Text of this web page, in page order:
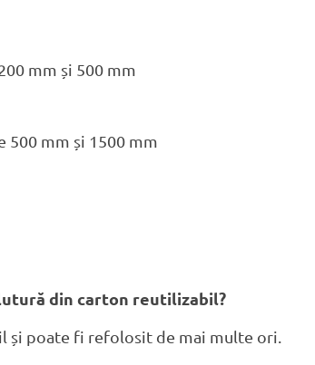
mm și 500 mm
500 mm și 1500 mm
din carton reutilizabil?
și poate fi refolosit de mai multe ori.